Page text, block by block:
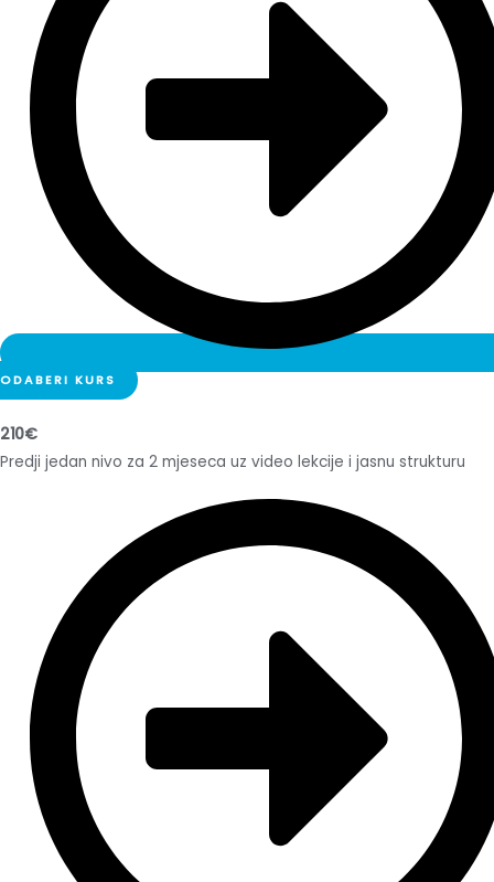
ODABERI KURS
210€
Predji jedan nivo za 2 mjeseca uz video lekcije i jasnu strukturu